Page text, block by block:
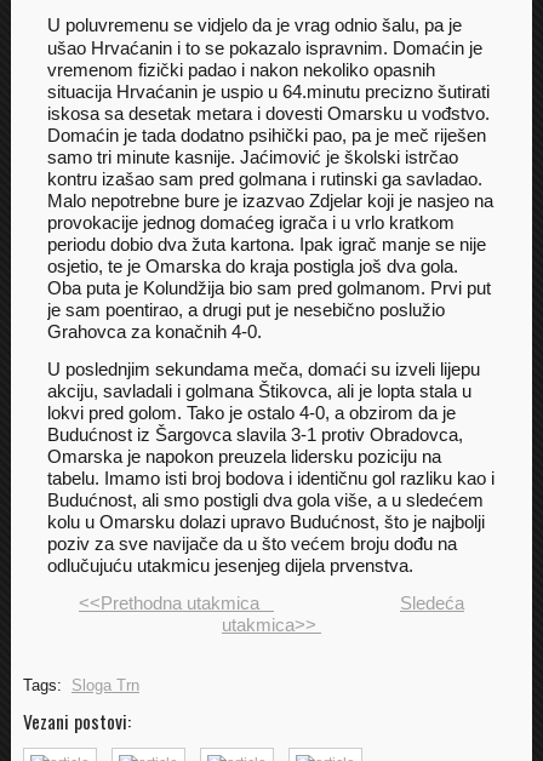
U poluvremenu se vidjelo da je vrag odnio šalu, pa je
ušao Hrvaćanin i to se pokazalo ispravnim. Domaćin je
vremenom fizički padao i nakon nekoliko opasnih
situacija Hrvaćanin je uspio u 64.minutu precizno šutirati
iskosa sa desetak metara i dovesti Omarsku u vođstvo.
Domaćin je tada dodatno psihički pao, pa je meč riješen
samo tri minute kasnije. Jaćimović je školski istrčao
kontru izašao sam pred golmana i rutinski ga savladao.
Malo nepotrebne bure je izazvao Zdjelar koji je nasjeo na
provokacije jednog domaćeg igrača i u vrlo kratkom
periodu dobio dva žuta kartona. Ipak igrač manje se nije
osjetio, te je Omarska do kraja postigla još dva gola.
Oba puta je Kolundžija bio sam pred golmanom. Prvi put
je sam poentirao, a drugi put je nesebično poslužio
Grahovca za konačnih 4-0.
U poslednjim sekundama meča, domaći su izveli lijepu
akciju, savladali i golmana Štikovca, ali je lopta stala u
lokvi pred golom. Tako je ostalo 4-0, a obzirom da je
Budućnost iz Šargovca slavila 3-1 protiv Obradovca,
Omarska je napokon preuzela lidersku poziciju na
tabelu. Imamo isti broj bodova i identičnu gol razliku kao i
Budućnost, ali smo postigli dva gola više, a u sledećem
kolu u Omarsku dolazi upravo Budućnost, što je najbolji
poziv za sve navijače da u što većem broju dođu na
odlučujuću utakmicu jesenjeg dijela prvenstva.
<<Prethodna utakmica
Sledeća
utakmica>>
Tags: Sloga Trn
Vezani postovi: